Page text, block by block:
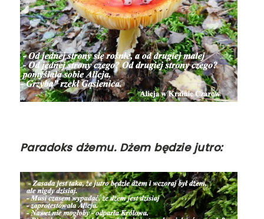
Paradoks dżemu. Dżem będzie jutro: